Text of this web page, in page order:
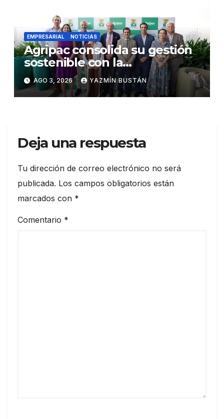
EMPRESARIAL NOTICIAS
Agripac consolida su gestión
sostenible con la
presentación de su octava
Memoria de Sostenibilidad
AGO 3, 2026 YAZMÍN BUSTÁN
Deja una respuesta
Tu dirección de correo electrónico no será
publicada. Los campos obligatorios están
marcados con *
Comentario *